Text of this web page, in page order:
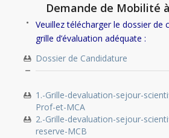
Demande de Mobilité
Veuillez télécharger le dossier de
grille d’évaluation adéquate :
Dossier de Candidature
1.-Grille-devaluation-sejour-
Prof-et-MCA
2.-Grille-devaluation-sejour-
reserve-MCB